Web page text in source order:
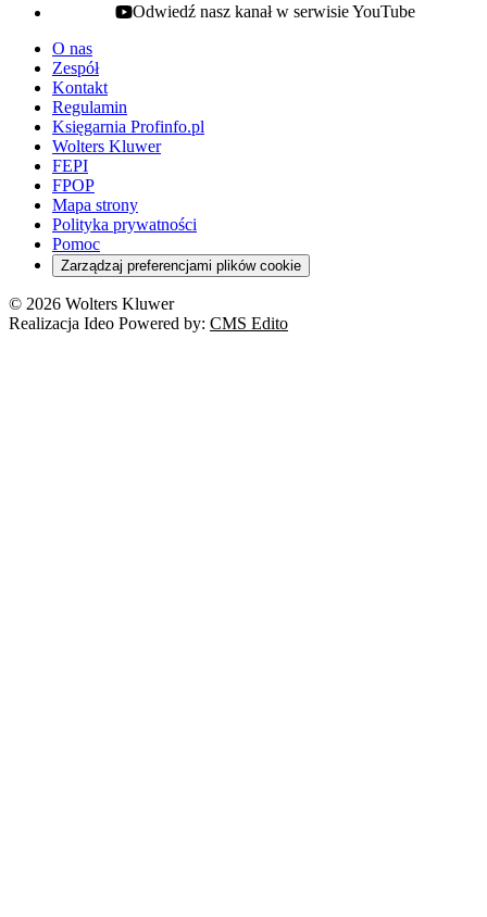
youtube - otwiera się w nowej karcie
Odwiedź nasz kanał w serwisie YouTube
O nas
Zespół
Kontakt
Regulamin
Księgarnia Profinfo.pl
Wolters Kluwer
FEPI
FPOP
Mapa strony
Polityka prywatności
Pomoc
Zarządzaj preferencjami plików cookie
© 2026 Wolters Kluwer
Realizacja Ideo Powered by: CMS Edito